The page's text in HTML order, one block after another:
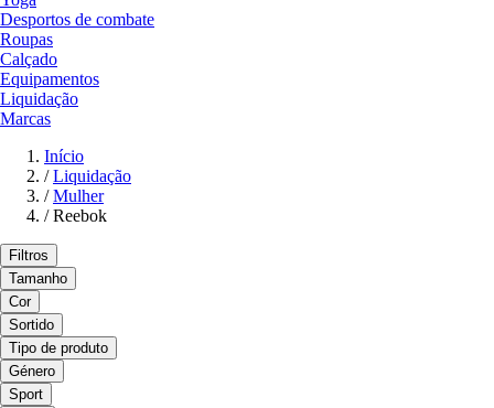
Desportos de combate
Roupas
Calçado
Equipamentos
Liquidação
Marcas
Início
/ Liquidação
/ Mulher
/ Reebok
Filtros
Tamanho
Cor
Sortido
Tipo de produto
Género
Sport